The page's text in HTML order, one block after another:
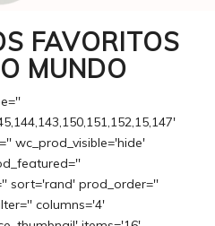
FAVORITOS
MUNDO
wc_prod_visible='hide'
sort='rand' prod_order=''
columns='4'